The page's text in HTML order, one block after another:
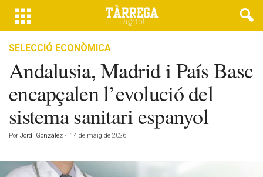
SELECCIÓ ECONÒMICA
Andalusia, Madrid i País Basc
encapçalen l’evolució del
sistema sanitari espanyol
Por Jordi González - 14 de maig de 2026